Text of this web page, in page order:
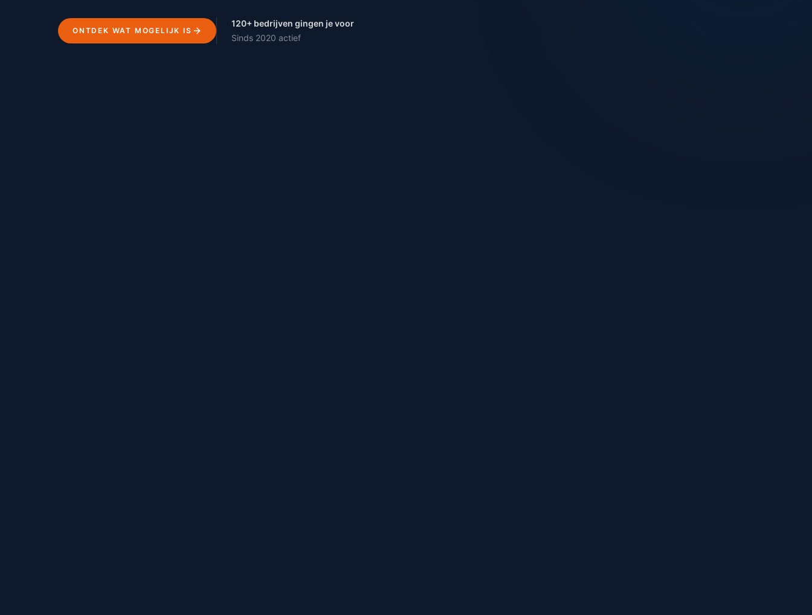
ONTDEK WAT MOGELIJK IS
120+ bedrijven gingen je voor
Sinds 2020 actief